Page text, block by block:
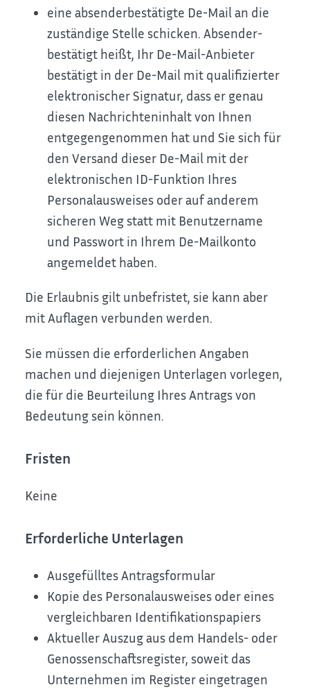
eine absenderbestätigte De-Mail an die
zuständige Stelle schicken. Absender-
bestätigt heißt, Ihr De-Mail-Anbieter
bestätigt in der De-Mail mit qualifizierter
elektronischer Signatur, dass er genau
diesen Nachrichteninhalt von Ihnen
entgegengenommen hat und Sie sich für
den Versand dieser De-Mail mit der
elektronischen ID-Funktion Ihres
Personalausweises oder auf anderem
sicheren Weg statt mit Benutzername
und Passwort in Ihrem De-Mailkonto
angemeldet haben.
Die Erlaubnis gilt unbefristet, sie kann aber
mit Auflagen verbunden werden.
Sie müssen die erforderlichen Angaben
machen und diejenigen Unterlagen vorlegen,
die für die Beurteilung Ihres Antrags von
Bedeutung sein können.
Fristen
Keine
Erforderliche Unterlagen
Ausgefülltes Antragsformular
Kopie des Personalausweises oder eines
vergleichbaren Identifikationspapiers
Aktueller Auszug aus dem Handels- oder
Genossenschaftsregister, soweit das
Unternehmen im Register eingetragen